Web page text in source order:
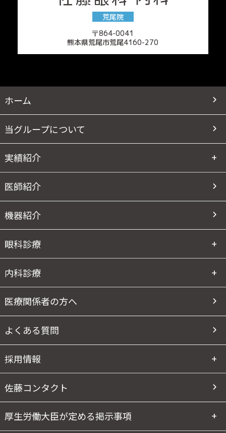
荒尾院
〒864-0041
熊本県荒尾市荒尾4160-270
ホーム
当グループについて
実績紹介
医師紹介
機器紹介
眼科診療
内科診療
医療関係者の方へ
よくある質問
採用情報
佐藤コンタクト
厚生労働大臣が定める掲示事項